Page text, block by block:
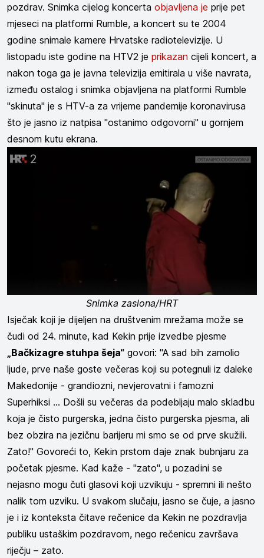
pozdrav. Snimka cijelog koncerta objavljena je prije pet
mjeseci na platformi Rumble, a koncert su te 2004
godine snimale kamere Hrvatske radiotelevizije. U
listopadu iste godine na HTV2 je prikazan cijeli koncert, a
nakon toga ga je javna televizija emitirala u više navrata,
između ostalog i snimka objavljena na platformi Rumble
"skinuta" je s HTV-a za vrijeme pandemije koronavirusa
što je jasno iz natpisa "ostanimo odgovorni" u gornjem
desnom kutu ekrana.
Snimka zaslona/HRT
Isječak koji je dijeljen na društvenim mrežama može se
čudi od 24. minute, kad Kekin prije izvedbe pjesme
„Bačkizagre stuhpa šeja“ govori: "A sad bih zamolio
ljude, prve naše goste večeras koji su potegnuli iz daleke
Makedonije - grandiozni, nevjerovatni i famozni
Superhiksi ... Došli su večeras da podebljaju malo skladbu
koja je čisto purgerska, jedna čisto purgerska pjesma, ali
bez obzira na jezičnu barijeru mi smo se od prve skužili.
Zato!" Govoreći to, Kekin prstom daje znak bubnjaru za
početak pjesme. Kad kaže - "zato", u pozadini se
nejasno mogu čuti glasovi koji uzvikuju - spremni ili nešto
nalik tom uzviku. U svakom slučaju, jasno se čuje, a jasno
je i iz konteksta čitave rečenice da Kekin ne pozdravlja
publiku ustaškim pozdravom, nego rečenicu završava
riječju – zato.